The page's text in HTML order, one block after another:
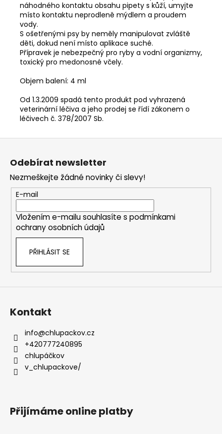
náhodného kontaktu obsahu pipety s kůží, umyjte
místo kontaktu neprodleně mýdlem a proudem
vody.
S ošetřenými psy by neměly manipulovat zvláště
děti, dokud není místo aplikace suché.
Přípravek je nebezpečný pro ryby a vodní organizmy,
toxický pro medonosné včely.
Objem balení: 4 ml
Od 1.3.2009 spadá tento produkt pod vyhrazená
veterinární léčiva a jeho prodej se řídí zákonem o
léčivech č. 378/2007 Sb.
Z
Odebírat newsletter
Nezmeškejte žádné novinky či slevy!
E-mail
Vložením e-mailu souhlasíte s podmínkami
ochrany osobních údajů
PŘIHLÁSIT SE
Kontakt
info@chlupackov.cz
+420777240895
chlupáčkov
v_chlupackove/
Přijímáme online platby